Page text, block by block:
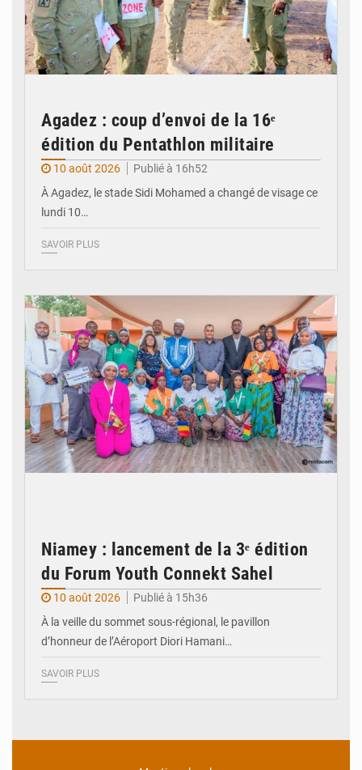
Agadez : coup d’envoi de la 16ᵉ
édition du Pentathlon militaire
10 août 2026
Publié à 16h52
À Agadez, le stade Sidi Mohamed a changé de visage ce
lundi 10…
SAVOIR PLUS
Niamey : lancement de la 3ᵉ édition
du Forum Youth Connekt Sahel
10 août 2026
Publié à 15h36
À la veille du sommet sous-régional, le pavillon
d’honneur de l’Aéroport Diori Hamani…
SAVOIR PLUS